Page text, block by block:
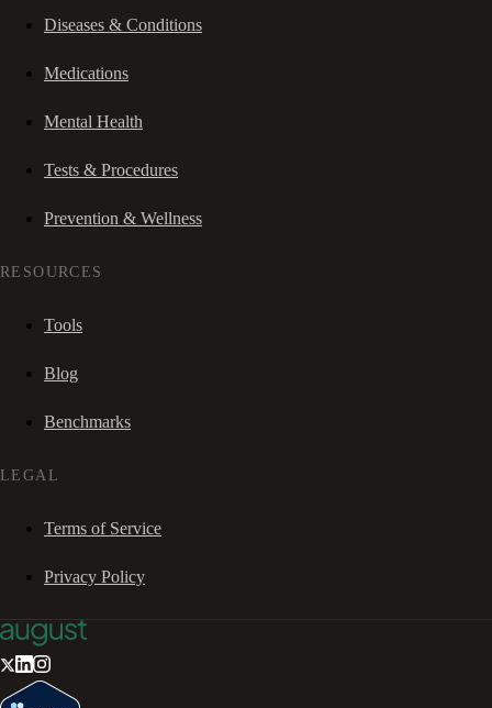
Diseases & Conditions
Medications
Mental Health
Tests & Procedures
Prevention & Wellness
RESOURCES
Tools
Blog
Benchmarks
LEGAL
Terms of Service
Privacy Policy